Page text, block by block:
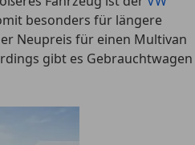
besonders für längere
Neupreis für einen Multivan
gibt es Gebrauchtwagen